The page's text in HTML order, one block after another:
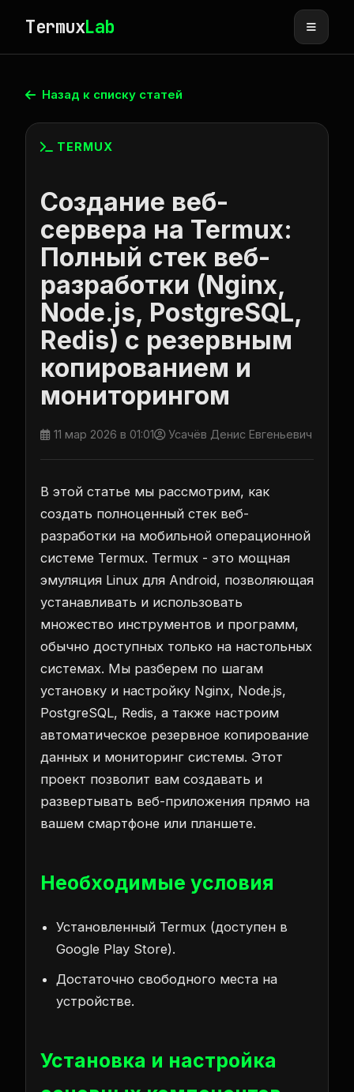
TermuxLab
Назад к списку статей
TERMUX
Создание веб-
сервера на Termux:
Полный стек веб-
разработки (Nginx,
Node.js, PostgreSQL,
Redis) с резервным
копированием и
мониторингом
11 мар 2026 в 01:01 Усачёв Денис Евгеньевич
В этой статье мы рассмотрим, как
создать полноценный стек веб-
разработки на мобильной операционной
системе Termux. Termux - это мощная
эмуляция Linux для Android, позволяющая
устанавливать и использовать
множество инструментов и программ,
обычно доступных только на настольных
системах. Мы разберем по шагам
установку и настройку Nginx, Node.js,
PostgreSQL, Redis, а также настроим
автоматическое резервное копирование
данных и мониторинг системы. Этот
проект позволит вам создавать и
развертывать веб-приложения прямо на
вашем смартфоне или планшете.
Необходимые условия
Установленный Termux (доступен в
Google Play Store).
Достаточно свободного места на
устройстве.
Установка и настройка